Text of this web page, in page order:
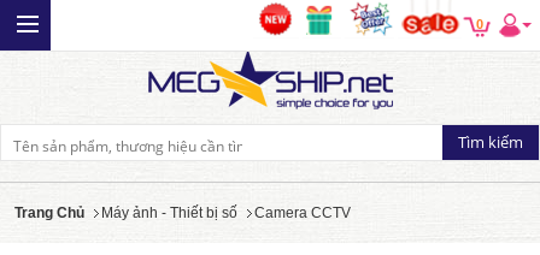
0
Trang Chủ Máy ảnh - Thiết bị số Camera CCTV